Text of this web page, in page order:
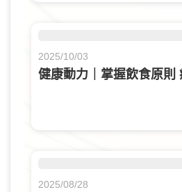
2025/10/03
健康動力｜掌握飲食原則
2025/08/28